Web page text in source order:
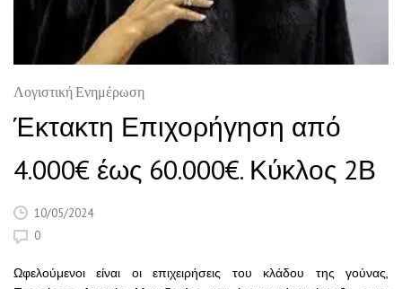
Λογιστική Ενημέρωση
Έκτακτη Επιχορήγηση από
4.000€ έως 60.000€. Κύκλος 2Β
10/05/2024
0
Ωφελούμενοι είναι οι επιχειρήσεις του κλάδου της γούνας,